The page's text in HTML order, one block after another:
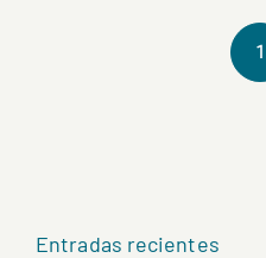
1
Entradas recientes